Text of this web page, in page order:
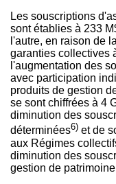
Les souscriptions
sont établies à 233
l'autre, en raison de
garanties collectives
l'augmentation des
avec participation
produits de gestion
se sont chiffrées à 4
diminution des
déterminées6) et de
aux Régimes
diminution des
gestion de